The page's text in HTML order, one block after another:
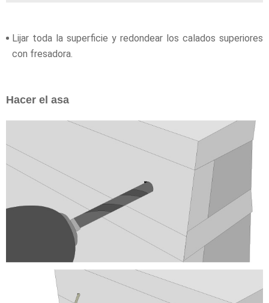
Lijar toda la superficie y redondear los calados superiores
con fresadora.
Hacer el asa